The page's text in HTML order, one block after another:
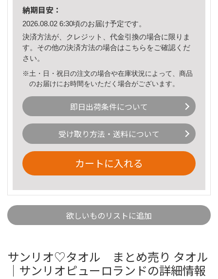
納期目安：
2026.08.02 6:30頃のお届け予定です。
決済方法が、クレジット、代金引換の場合に限りま
す。その他の決済方法の場合はこちら をご確認くだ
さい。
※土・日・祝日の注文の場合や在庫状況によって、商品
のお届けにお時間をいただく場合がございます。
即日出荷条件について
受け取り方法・送料について
カートに入れる
欲しいものリストに追加
サンリオ♡タオル まとめ売り タオル
｜サンリオピューロランドの詳細情報